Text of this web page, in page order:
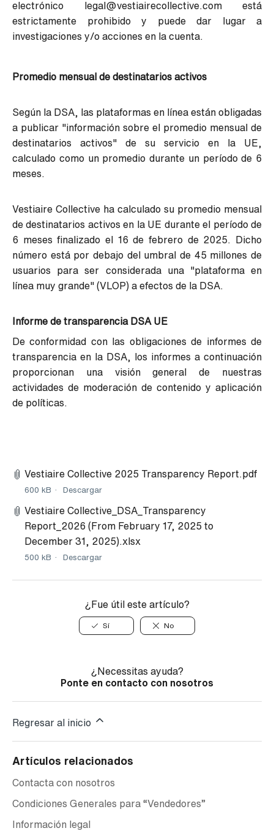
electrónico legal@vestiairecollective.com está
estrictamente prohibido y puede dar lugar a
investigaciones y/o acciones en la cuenta.
Promedio mensual de destinatarios activos
Según la DSA, las plataformas en línea están obligadas
a publicar "información sobre el promedio mensual de
destinatarios activos" de su servicio en la UE,
calculado como un promedio durante un período de 6
meses.
Vestiaire Collective ha calculado su promedio mensual
de destinatarios activos en la UE durante el período de
6 meses finalizado el 16 de febrero de 2025. Dicho
número está por debajo del umbral de 45 millones de
usuarios para ser considerada una "plataforma en
línea muy grande" (VLOP) a efectos de la DSA.
Informe de transparencia DSA UE
De conformidad con las obligaciones de informes de
transparencia en la DSA, los informes a continuación
proporcionan una visión general de nuestras
actividades de moderación de contenido y aplicación
de políticas.
Vestiaire Collective 2025 Transparency Report.pdf
600 kB Descargar
Vestiaire Collective_DSA_Transparency
Report_2026 (From February 17, 2025 to
December 31, 2025).xlsx
500 kB Descargar
¿Fue útil este artículo?
Sí No
¿Necessitas ayuda?
Ponte en contacto con nosotros
Regresar al inicio
Artículos relacionados
Contacta con nosotros
Condiciones Generales para “Vendedores”
Información legal